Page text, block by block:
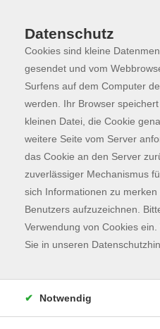
Skip to main content
Programm
Der Kurs konnte nicht
Datenschutz
Cookies sind kleine
gesendet und vom
Surfens auf dem Computer
werden. Ihr Browser
kleinen Datei, die Cookie
weitere Seite vom Server
das Cookie an den Server
zuverlässiger Mechanismus
sich Informationen zu
Benutzers aufzuzeichnen.
Verwendung von Cookies
Sie in unseren
Notwendig